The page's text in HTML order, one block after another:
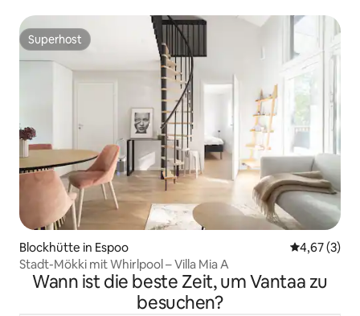
Superhost
Superhost
Blockhütte in Espoo
4,67 (3)
Stadt-Mökki mit Whirlpool – Villa Mia A
Wann ist die beste Zeit, um Vantaa zu
besuchen?